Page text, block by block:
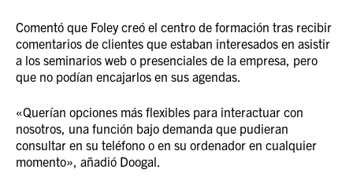
Comentó que Foley creó el centro de formación tras recibir
comentarios de clientes que estaban interesados en asistir
a los seminarios web o presenciales de la empresa, pero
que no podían encajarlos en sus agendas.
«Querían opciones más flexibles para interactuar con
nosotros, una función bajo demanda que pudieran
consultar en su teléfono o en su ordenador en cualquier
momento», añadió Doogal.